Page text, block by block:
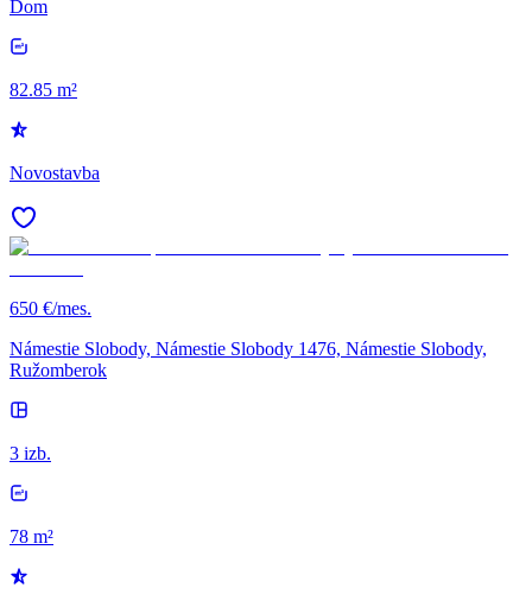
Dom
82.85 m²
Novostavba
650 €/mes.
Námestie Slobody, Námestie Slobody 1476, Námestie Slobody,
Ružomberok
3 izb.
78 m²